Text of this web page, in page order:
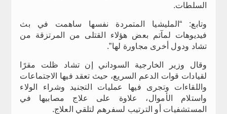
السلطات.
وتابع: “المليشيا المتمردة نفسها ساهمت في بث
فيديوهات لمآتم بعض هؤلاء القتلى من المرتزقة من
تشاد ودول أخرى مجاورة لها”.
وقال وزير الخارجية السوداني إن تشاد ظلت مقرًا
لقيادات قوات الدعم السريع، حيث تعقد فيها الاجتماعات
واللقاءات وتجرى فيها عمليات التجنيد وشراء الولاء
واستلام الأموال، علاوة على علاج مصابيها في
المستشفيات أو الترتيب لسفرهم لتلقي العلاج.